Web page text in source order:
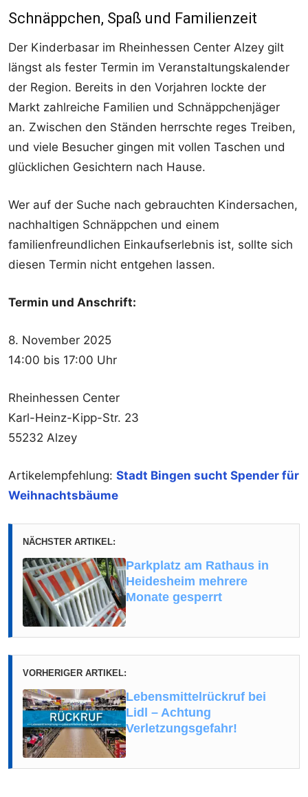
Schnäppchen, Spaß und Familienzeit
Der Kinderbasar im Rheinhessen Center Alzey gilt
längst als fester Termin im Veranstaltungskalender
der Region. Bereits in den Vorjahren lockte der
Markt zahlreiche Familien und Schnäppchenjäger
an. Zwischen den Ständen herrschte reges Treiben,
und viele Besucher gingen mit vollen Taschen und
glücklichen Gesichtern nach Hause.
Wer auf der Suche nach gebrauchten Kindersachen,
nachhaltigen Schnäppchen und einem
familienfreundlichen Einkaufserlebnis ist, sollte sich
diesen Termin nicht entgehen lassen.
Termin und Anschrift:
8. November 2025
14:00 bis 17:00 Uhr
Rheinhessen Center
Karl-Heinz-Kipp-Str. 23
55232 Alzey
Artikelempfehlung: Stadt Bingen sucht Spender für
Weihnachtsbäume
NÄCHSTER ARTIKEL:
Parkplatz am Rathaus in
Heidesheim mehrere
Monate gesperrt
VORHERIGER ARTIKEL:
Lebensmittelrückruf bei
Lidl – Achtung
Verletzungsgefahr!